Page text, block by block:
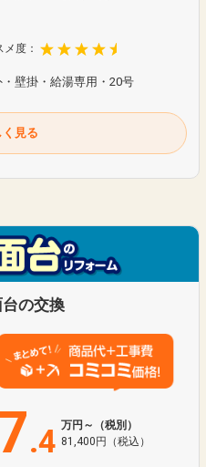
メ度：
壁掛・給湯専用・20号
く見る
の交換
.4 万円～（税別）
81,400円（税込）